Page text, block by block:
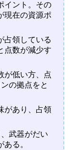
イント。その
現在の資源ポ
占領している
点数が減少す
が低い方、点
の拠点をと
があり、占領
武器がだい
る。